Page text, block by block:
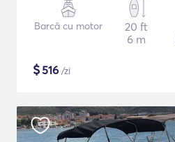
Barcă cu motor
20 ft
6 m
$516 /zi